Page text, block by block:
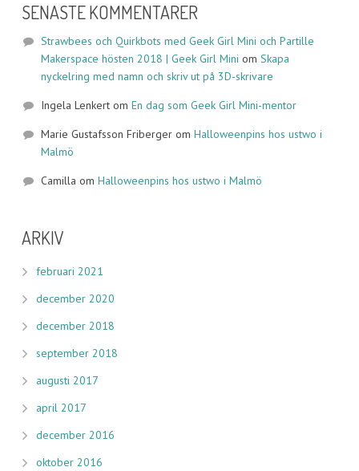
SENASTE KOMMENTARER
Strawbees och Quirkbots med Geek Girl Mini och Partille
Makerspace hösten 2018 | Geek Girl Mini om Skapa
nyckelring med namn och skriv ut på 3D-skrivare
Ingela Lenkertom En dag som Geek Girl Mini-mentor
Marie Gustafsson Fribergerom Halloweenpins hos ustwo i
Malmö
Camilla om Halloweenpins hos ustwo i Malmö
ARKIV
februari 2021
december 2020
december 2018
september 2018
augusti 2017
april 2017
december 2016
oktober 2016